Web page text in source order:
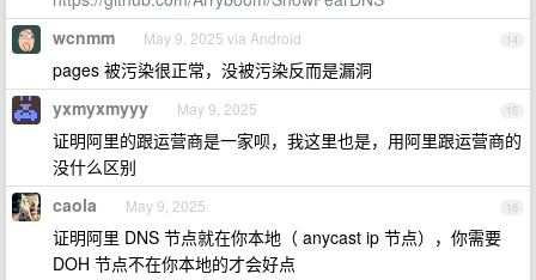
14
wcnmm May 9, 2025 via Android
pages 被污染很正常，没被污染反而是漏洞
15
yxmyxmyyy May 9, 2025
证明阿里的跟运营商是一家呗，我这里也是，用阿里跟运营商的
没什么区别
16
caola May 9, 2025
证明阿里 DNS 节点就在你本地（ anycast ip 节点），你需要
DOH 节点不在你本地的才会好点